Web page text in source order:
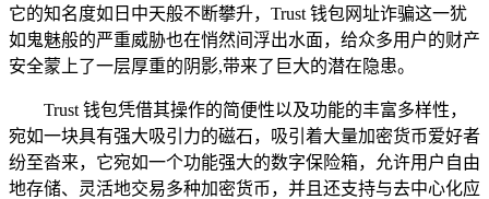
它的知名度如日中天般不断攀升，Trust 钱包网址诈骗这一犹
如鬼魅般的严重威胁也在悄然间浮出水面，给众多用户的财产
安全蒙上了一层厚重的阴影,带来了巨大的潜在隐患。
Trust 钱包凭借其操作的简便性以及功能的丰富多样性，
宛如一块具有强大吸引力的磁石，吸引着大量加密货币爱好者
纷至沓来，它宛如一个功能强大的数字保险箱，允许用户自由
地存储、灵活地交易多种加密货币，并且还支持与去中心化应